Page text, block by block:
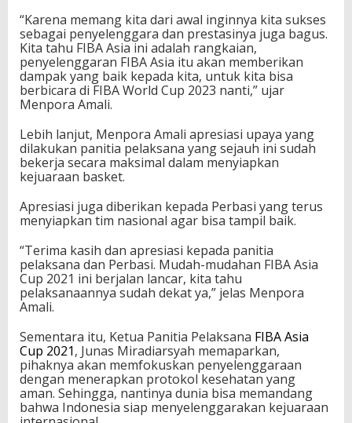
“Karena memang kita dari awal inginnya kita sukses
sebagai penyelenggara dan prestasinya juga bagus.
Kita tahu FIBA Asia ini adalah rangkaian,
penyelenggaran FIBA Asia itu akan memberikan
dampak yang baik kepada kita, untuk kita bisa
berbicara di FIBA World Cup 2023 nanti,” ujar
Menpora Amali.
Lebih lanjut, Menpora Amali apresiasi upaya yang
dilakukan panitia pelaksana yang sejauh ini sudah
bekerja secara maksimal dalam menyiapkan
kejuaraan basket.
Apresiasi juga diberikan kepada Perbasi yang terus
menyiapkan tim nasional agar bisa tampil baik.
“Terima kasih dan apresiasi kepada panitia
pelaksana dan Perbasi. Mudah-mudahan FIBA Asia
Cup 2021 ini berjalan lancar, kita tahu
pelaksanaannya sudah dekat ya,” jelas Menpora
Amali.
Sementara itu, Ketua Panitia Pelaksana FIBA Asia
Cup 2021, Junas Miradiarsyah memaparkan,
pihaknya akan memfokuskan penyelenggaraan
dengan menerapkan protokol kesehatan yang
aman. Sehingga, nantinya dunia bisa memandang
bahwa Indonesia siap menyelenggarakan kejuaraan